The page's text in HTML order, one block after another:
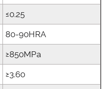
≤0.25
80-90HRA
≥850MPa
≥3.60